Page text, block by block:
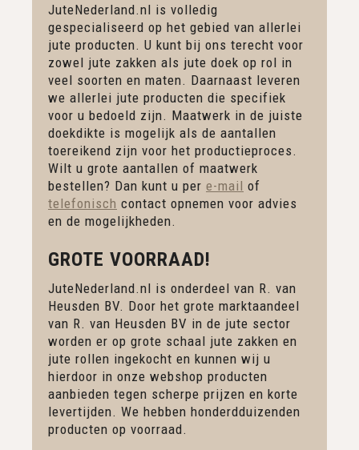
JuteNederland.nl is volledig
gespecialiseerd op het gebied van allerlei
jute producten. U kunt bij ons terecht voor
zowel jute zakken als jute doek op rol in
veel soorten en maten. Daarnaast leveren
we allerlei jute producten die specifiek
voor u bedoeld zijn. Maatwerk in de juiste
doekdikte is mogelijk als de aantallen
toereikend zijn voor het productieproces.
Wilt u grote aantallen of maatwerk
bestellen? Dan kunt u per e-mail of
telefonisch contact opnemen voor advies
en de mogelijkheden.
GROTE VOORRAAD!
JuteNederland.nl is onderdeel van R. van
Heusden BV. Door het grote marktaandeel
van R. van Heusden BV in de jute sector
worden er op grote schaal jute zakken en
jute rollen ingekocht en kunnen wij u
hierdoor in onze webshop producten
aanbieden tegen scherpe prijzen en korte
levertijden. We hebben honderdduizenden
producten op voorraad.